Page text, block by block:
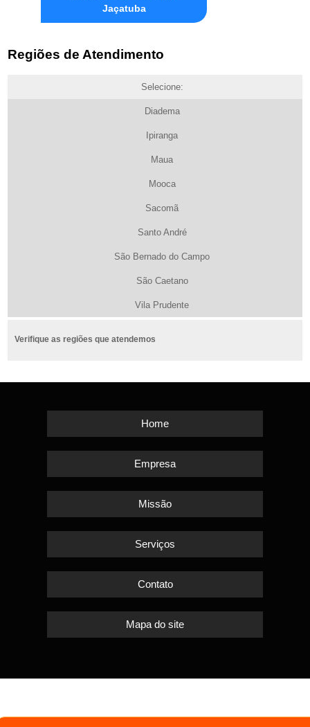
Jaçatuba
Regiões de Atendimento
Selecione:
Diadema
Ipiranga
Maua
Mooca
Sacomã
Santo André
São Bernado do Campo
São Caetano
Vila Prudente
Verifique as regiões que atendemos
Home
Empresa
Missão
Serviços
Contato
Mapa do site